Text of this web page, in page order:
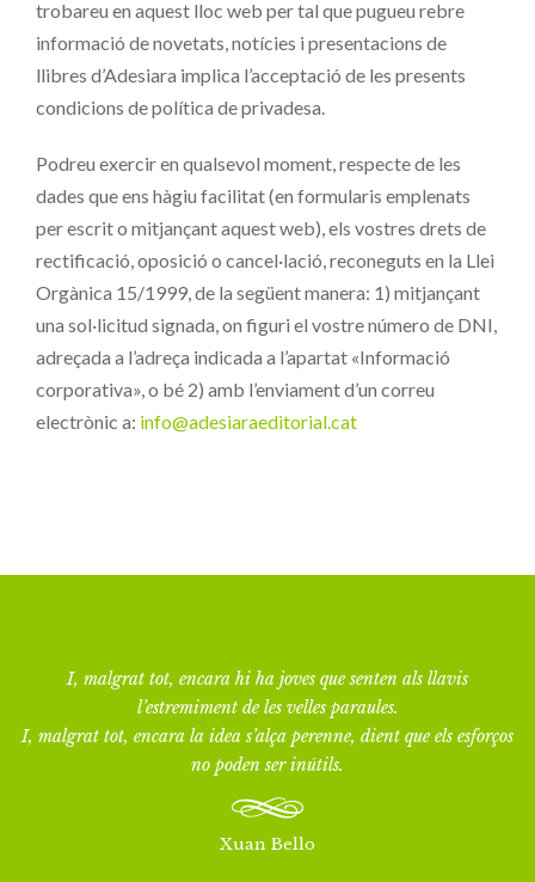
trobareu en aquest lloc web per tal que pugueu rebre
informació de novetats, notícies i presentacions de
llibres d’Adesiara implica l’acceptació de les presents
condicions de política de privadesa.
Podreu exercir en qualsevol moment, respecte de les
dades que ens hàgiu facilitat (en formularis emplenats
per escrit o mitjançant aquest web), els vostres drets de
rectificació, oposició o cancel·lació, reconeguts en la Llei
Orgànica 15/1999, de la següent manera: 1) mitjançant
una sol·licitud signada, on figuri el vostre número de DNI,
adreçada a l’adreça indicada a l’apartat «Informació
corporativa», o bé 2) amb l’enviament d’un correu
electrònic a: info@adesiaraeditorial.cat
I, malgrat tot, encara hi ha joves que senten als llavis
l’estremiment de les velles paraules.
I, malgrat tot, encara la idea s’alça perenne, dient que els esforços
no poden ser inútils.
Xuan Bello